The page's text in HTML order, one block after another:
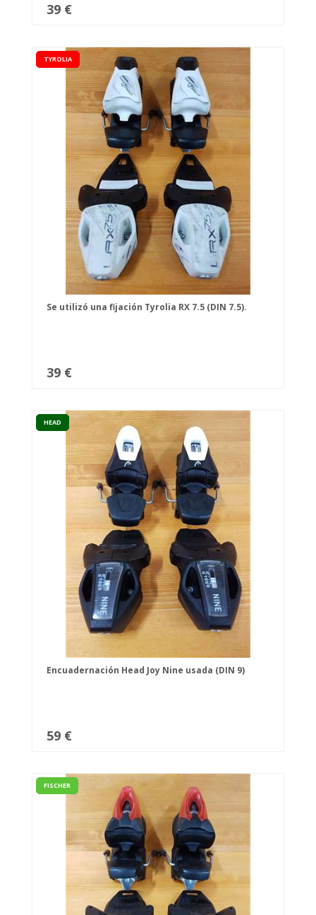
39 €
TYROLIA
Se utilizó una fijación Tyrolia RX 7.5 (DIN 7.5).
39 €
HEAD
Encuadernación Head Joy Nine usada (DIN 9)
59 €
FISCHER